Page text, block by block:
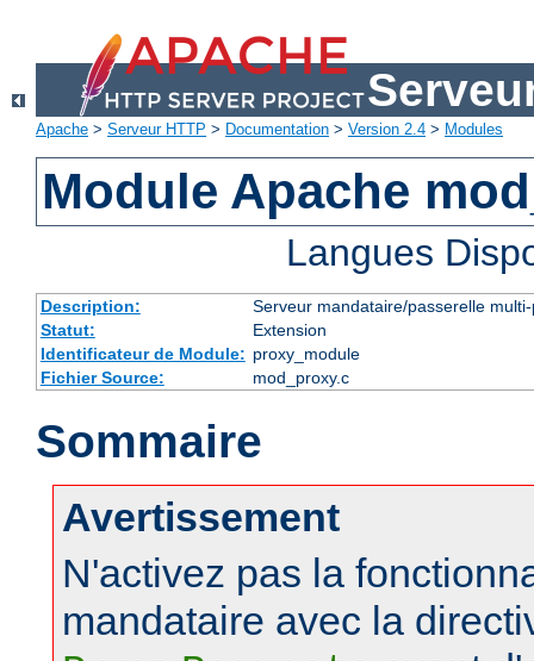
Apache > Serveur HTTP > Documentation > Version 2.4 > Modules
Module Apache
Langues
Description:
Serveur mandataire/passerelle
Statut:
Extension
Identificateur de Module: proxy_module
Fichier Source:
mod_proxy.c
Sommaire
Avertissement
N'activez pas la
mandataire avec la